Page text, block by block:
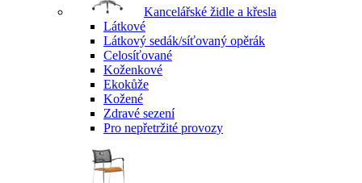
Kancelářské židle a křesla
Látkové
Látkový sedák/síťovaný opěrák
Celosíťované
Koženkové
Ekokůže
Kožené
Zdravé sezení
Pro nepřetržité provozy